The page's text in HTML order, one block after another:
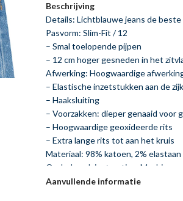
Beschrijving
Details: Lichtblauwe jeans de
Pasvorm: Slim-Fit / 12
– Smal toelopende pijpen
– 12 cm hoger gesneden in het
Afwerking: Hoogwaardige
– Elastische inzetstukken aan de
– Haaksluiting
– Voorzakken: dieper genaaid voor
– Hoogwaardige geoxideerde rits
– Extra lange rits tot aan het kruis
Materiaal: 98% katoen, 2%
Onderhoudsinstructies:
Aanvullende informatie